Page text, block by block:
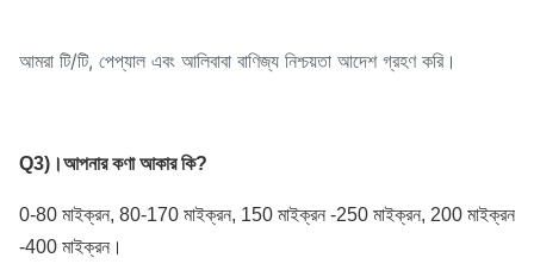
আমরা টি/টি, পেপ্যাল ​​এবং আলিবাবা বাণিজ্য নিশ্চয়তা আদেশ গ্রহণ করি।
Q3)।আপনার কণা আকার কি?
0-80 মাইক্রন, 80-170 মাইক্রন, 150 মাইক্রন -250 মাইক্রন, 200 মাইক্রন
-400 মাইক্রন।